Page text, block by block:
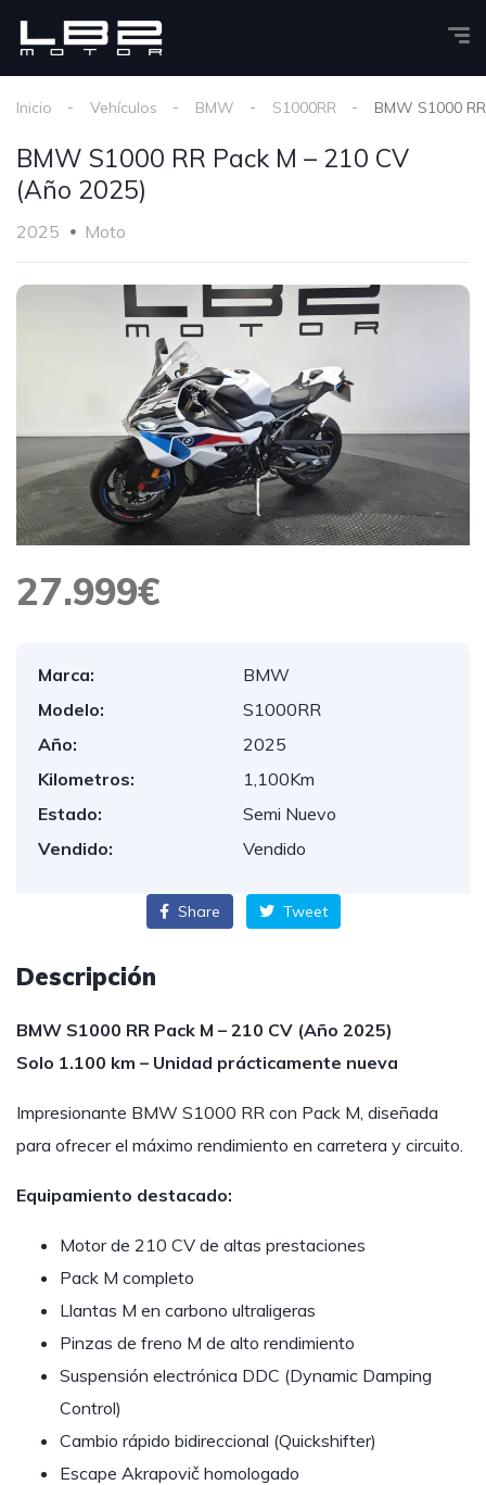
Inicio Vehículos BMW S1000RR BMW S1000
BMW S1000 RR Pack M – 210 CV
(Año 2025)
2025 Moto
27.999€
Marca:
BMW
Modelo:
S1000RR
Año:
2025
Kilometros:
1,100Km
Estado:
Semi Nuevo
Vendido:
Vendido
Share Tweet
Descripción
BMW S1000 RR Pack M – 210 CV (Año 2025)
Solo 1.100 km – Unidad prácticamente nueva
Impresionante BMW S1000 RR con Pack M, diseñada
para ofrecer el máximo rendimiento en carretera y circuito.
Equipamiento destacado:
Motor de 210 CV de altas prestaciones
Pack M completo
Llantas M en carbono ultraligeras
Pinzas de freno M de alto rendimiento
Suspensión electrónica DDC (Dynamic Damping
Control)
Cambio rápido bidireccional (Quickshifter)
Escape Akrapovič homologado